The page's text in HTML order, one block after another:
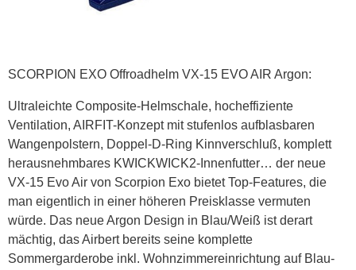
SCORPION EXO Offroadhelm VX-15 EVO AIR Argon:
Ultraleichte Composite-Helmschale, hocheffiziente
Ventilation, AIRFIT-Konzept mit stufenlos aufblasbaren
Wangenpolstern, Doppel-D-Ring Kinnverschluß, komplett
herausnehmbares KWICKWICK2-Innenfutter… der neue
VX-15 Evo Air von Scorpion Exo bietet Top-Features, die
man eigentlich in einer höheren Preisklasse vermuten
würde. Das neue Argon Design in Blau/Weiß ist derart
mächtig, das Airbert bereits seine komplette
Sommergarderobe inkl. Wohnzimmereinrichtung auf Blau-